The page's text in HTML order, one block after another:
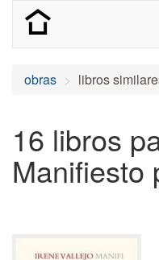
obras libros
16 libros
Manifiesto